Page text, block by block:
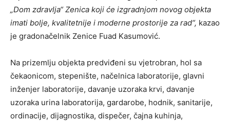
„Dom zdravlja“ Zenica koji će izgradnjom novog objekta
imati bolje, kvalitetnije i moderne prostorije za rad“, kazao
je gradonačelnik Zenice Fuad Kasumović.
Na prizemlju objekta predviđeni su vjetrobran, hol sa
čekaonicom, stepenište, načelnica laboratorije, glavni
inženjer laboratorije, davanje uzoraka krvi, davanje
uzoraka urina laboratorija, gardarobe, hodnik, sanitarije,
ordinacije, dijagnostika, dispečer, čajna kuhinja,